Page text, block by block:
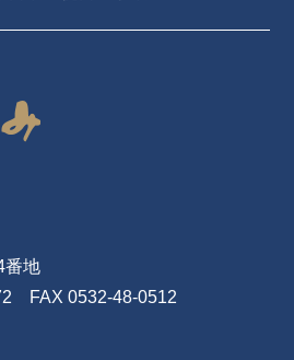
番地
FAX 0532-48-0512